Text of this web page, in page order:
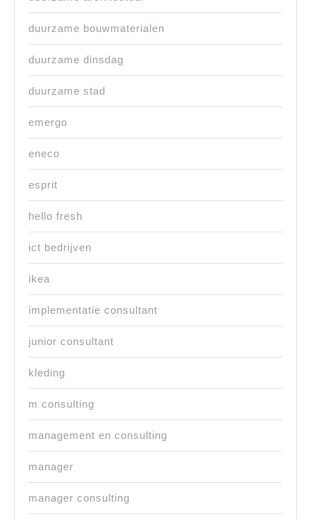
duurzame bouwmaterialen
duurzame dinsdag
duurzame stad
emergo
eneco
esprit
hello fresh
ict bedrijven
ikea
implementatie consultant
junior consultant
kleding
m consulting
management en consulting
manager
manager consulting